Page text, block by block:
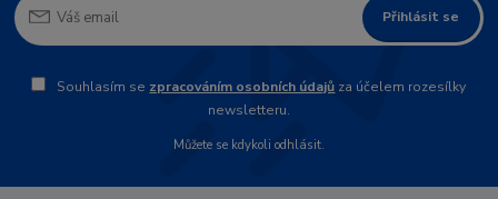
Přihlásit se
Souhlasím se zpracováním osobních údajů za účelem rozesílky
newsletteru.
Můžete se kdykoli odhlásit.